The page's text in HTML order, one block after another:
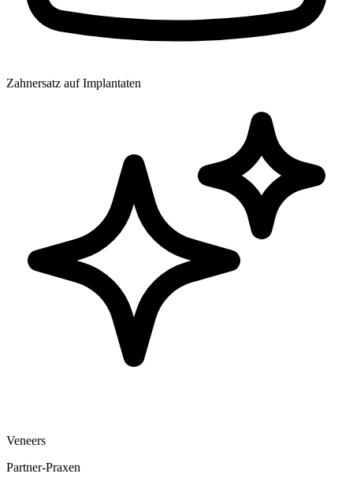
Zahnersatz auf Implantaten
Veneers
Partner-Praxen